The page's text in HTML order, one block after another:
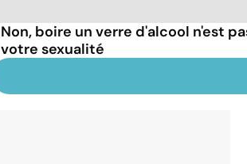
Non, boire un verre d'alcool n'est
votre sexualité